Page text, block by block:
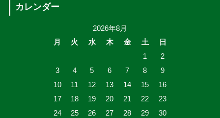
カレンダー
2026年8月
月
火 水 木 金 土
日
1
2
3
4 5 6 7 8
9
10
11 12 13 14 15
16
17
18 19 20 21 22
23
24
25 26 27 28 29 30